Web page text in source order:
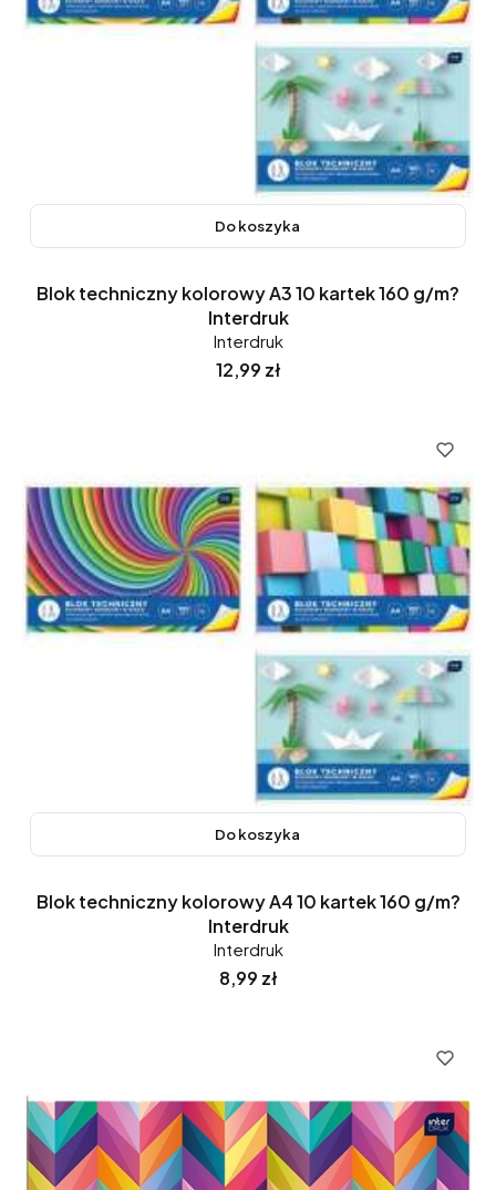
Do koszyka
Blok techniczny kolorowy A3 10 kartek 160 g/m?
Interdruk
Interdruk
Cena
12,99 zł
Do koszyka
Blok techniczny kolorowy A4 10 kartek 160 g/m?
Interdruk
Interdruk
Cena
8,99 zł